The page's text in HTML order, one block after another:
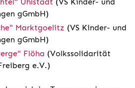
gGmbH)
Marktgoelitz (VS Kinder- und
gGmbH)
Flöha (Volkssolidarität
e.V.)